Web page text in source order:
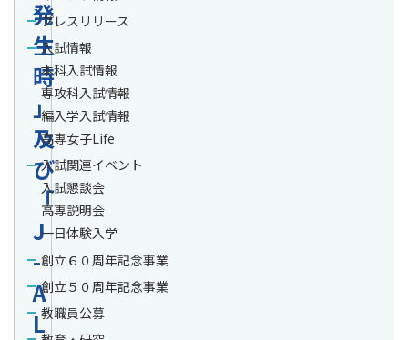
発
生
時
」
及
び
「
J
-
A
L
プレスリリース
入試情報
本科入試情報
専攻科入試情報
編入学入試情報
高専女子Life
入試関連イベント
入試懇談会
高専説明会
一日体験入学
創立６０周年記念事業
創立５０周年記念事業
教職員公募